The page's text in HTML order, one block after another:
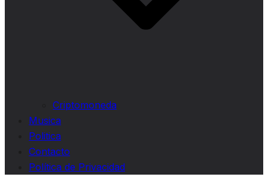
Criptomoneda
Musica
Politica
Contacto
Política de Privacidad